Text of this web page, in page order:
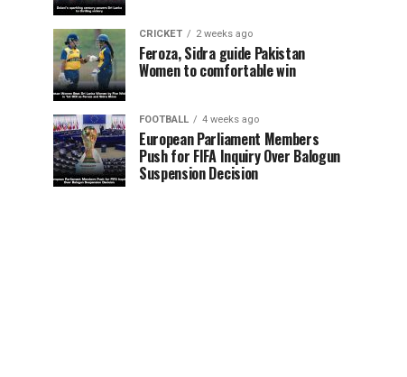
CRICKET 2 weeks ago
Feroza, Sidra guide Pakistan
Women to comfortable win
FOOTBALL 4 weeks ago
European Parliament Members
Push for FIFA Inquiry Over Balogun
Suspension Decision